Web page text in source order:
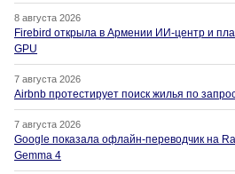
8 августа 2026
Firebird открыла в Армении ИИ-центр и
GPU
7 августа 2026
Airbnb протестирует поиск жилья по
7 августа 2026
Google показала офлайн-переводчик на
Gemma 4